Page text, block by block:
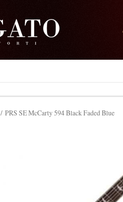
/ PRS SE McCarty 594 Black Faded Blue